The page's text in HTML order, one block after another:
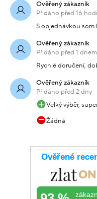
Ověřený zákazník
Přidáno před 16
S objednávkou
Ověřený zákazník
Přidáno před 1 dnem
Rychlé doručení,
Ověřený zákazník
Přidáno před 2 dny
Velký výběr,
Žádná